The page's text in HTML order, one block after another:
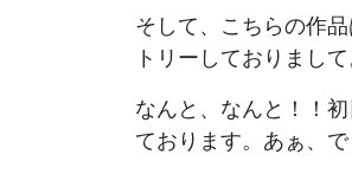
そして、こちらの作
トリーしておりまして
なんと、なんと！！
ております。あぁ、